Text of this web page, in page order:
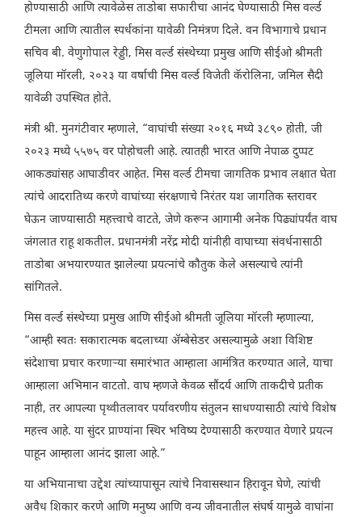
होण्यासाठी आणि त्यावेळेस ताडोबा सफारीचा आनंद घेण्यासाठी मिस वर्ल्ड
टीमला आणि त्यातील स्पर्धकांना यावेळी निमंत्रण दिले. वन विभागाचे प्रधान
सचिव बी. वेणुगोपाल रेड्डी, मिस वर्ल्ड संस्थेच्या प्रमुख आणि सीईओ श्रीमती
जूलिया मॉरली, २०२३ या वर्षाची मिस वर्ल्ड विजेती कॅरोलिना, जमिल सैदी
यावेळी उपस्थित होते.
मंत्री श्री. मुनगंटीवार म्हणाले, “वाघांची संख्या २०१६ मध्ये ३८९० होती, जी
२०२३ मध्ये ५५७५ वर पोहोचली आहे. त्यातही भारत आणि नेपाळ दुप्पट
आकड्यांसह आघाडीवर आहेत. मिस वर्ल्ड टीमचा जागतिक प्रभाव लक्षात घेता
त्यांचे आदरातिथ्य करणे वाघांच्या संरक्षणाचे निरंतर यश जागतिक स्तरावर
घेऊन जाण्यासाठी महत्त्वाचे वाटते, जेणे करून आगामी अनेक पिढ्यांपर्यंत वाघ
जंगलात राहू शकतील. प्रधानमंत्री नरेंद्र मोदी यांनीही वाघाच्या संवर्धनासाठी
ताडोबा अभयारण्यात झालेल्या प्रयत्नांचे कौतुक केले असल्याचे त्यांनी
सांगितले.
मिस वर्ल्ड संस्थेच्या प्रमुख आणि सीईओ श्रीमती जूलिया मॉरली म्हणाल्या,
“आम्ही स्वतः सकारात्मक बदलाच्या ॲम्बेसेडर असल्यामुळे अशा विशिष्ट
संदेशाचा प्रचार करणाऱ्या समारंभात आम्हाला आमंत्रित करण्यात आले, याचा
आम्हाला अभिमान वाटतो. वाघ म्हणजे केवळ सौंदर्य आणि ताकदीचे प्रतीक
नाही, तर आपल्या पृथ्वीतलावर पर्यावरणीय संतुलन साधण्यासाठी त्यांचे विशेष
महत्त्व आहे. या सुंदर प्राण्यांना स्थिर भविष्य देण्यासाठी करण्यात येणारे प्रयत्न
पाहून आम्हाला आनंद झाला आहे.”
या अभियानाचा उद्देश त्यांच्यापासून त्यांचे निवासस्थान हिरावून घेणे, त्यांची
अवैध शिकार करणे आणि मनुष्य आणि वन्य जीवनातील संघर्ष यामुळे वाघांना